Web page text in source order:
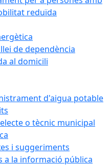
reduïda
de dependència
al domicili
d'aigua potable
o tècnic municipal
i suggeriments
a la informació pública